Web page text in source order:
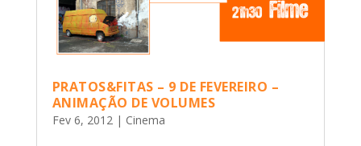
PRATOS&FITAS – 9 DE FEVEREIRO –
ANIMAÇÃO DE VOLUMES
Fev 6, 2012| Cinema